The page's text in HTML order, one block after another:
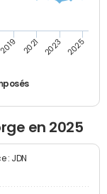
2019 2021 2023 2025
en 2025
: JDN